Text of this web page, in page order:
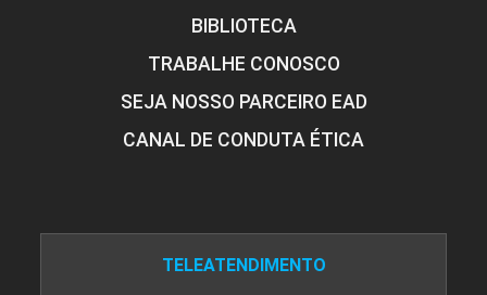
BIBLIOTECA
TRABALHE CONOSCO
SEJA NOSSO PARCEIRO EAD
CANAL DE CONDUTA ÉTICA
TELEATENDIMENTO